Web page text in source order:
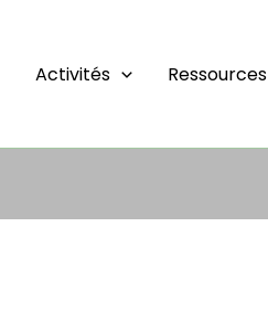
Activités Ressources